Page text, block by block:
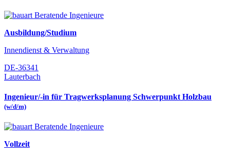
Ausbildung/Studium
Innendienst & Verwaltung
DE-36341
Lauterbach
Ingenieur/-in für Tragwerksplanung Schwerpunkt Holzbau
(w/d/m)
Vollzeit